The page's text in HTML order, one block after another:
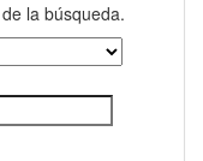
la búsqueda.